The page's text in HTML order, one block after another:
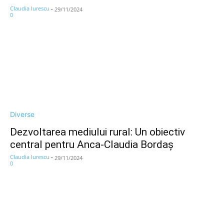
Claudia Iurescu - 29/11/2024
0
Diverse
Dezvoltarea mediului rural: Un obiectiv
central pentru Anca-Claudia Bordaș
Claudia Iurescu - 29/11/2024
0